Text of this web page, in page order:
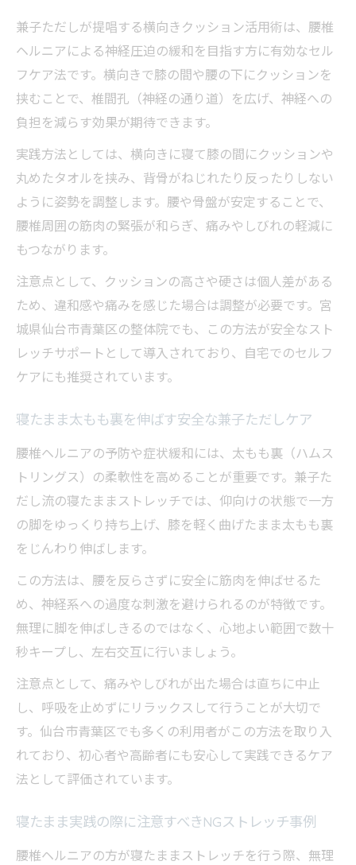
兼子ただしが提唱する横向きクッション活用術は、腰椎
ヘルニアによる神経圧迫の緩和を目指す方に有効なセル
フケア法です。横向きで膝の間や腰の下にクッションを
挟むことで、椎間孔（神経の通り道）を広げ、神経への
負担を減らす効果が期待できます。
実践方法としては、横向きに寝て膝の間にクッションや
丸めたタオルを挟み、背骨がねじれたり反ったりしない
ように姿勢を調整します。腰や骨盤が安定することで、
腰椎周囲の筋肉の緊張が和らぎ、痛みやしびれの軽減に
もつながります。
注意点として、クッションの高さや硬さは個人差がある
ため、違和感や痛みを感じた場合は調整が必要です。宮
城県仙台市青葉区の整体院でも、この方法が安全なスト
レッチサポートとして導入されており、自宅でのセルフ
ケアにも推奨されています。
寝たまま太もも裏を伸ばす安全な兼子ただしケア
腰椎ヘルニアの予防や症状緩和には、太もも裏（ハムス
トリングス）の柔軟性を高めることが重要です。兼子た
だし流の寝たままストレッチでは、仰向けの状態で一方
の脚をゆっくり持ち上げ、膝を軽く曲げたまま太もも裏
をじんわり伸ばします。
この方法は、腰を反らさずに安全に筋肉を伸ばせるた
め、神経系への過度な刺激を避けられるのが特徴です。
無理に脚を伸ばしきるのではなく、心地よい範囲で数十
秒キープし、左右交互に行いましょう。
注意点として、痛みやしびれが出た場合は直ちに中止
し、呼吸を止めずにリラックスして行うことが大切で
す。仙台市青葉区でも多くの利用者がこの方法を取り入
れており、初心者や高齢者にも安心して実践できるケア
法として評価されています。
寝たまま実践の際に注意すべきNGストレッチ事例
腰椎ヘルニアの方が寝たままストレッチを行う際、無理